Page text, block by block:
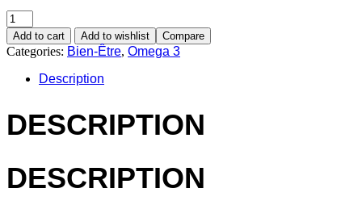
Add to cart Add to wishlist Compare
Categories: Bien-Être, Omega 3
Description
DESCRIPTION
DESCRIPTION